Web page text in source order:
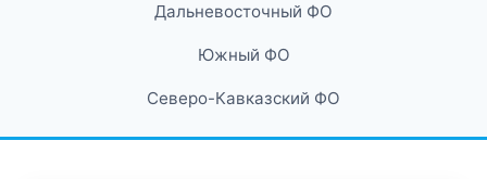
Дальневосточный ФО
Южный ФО
Северо-Кавказский ФО